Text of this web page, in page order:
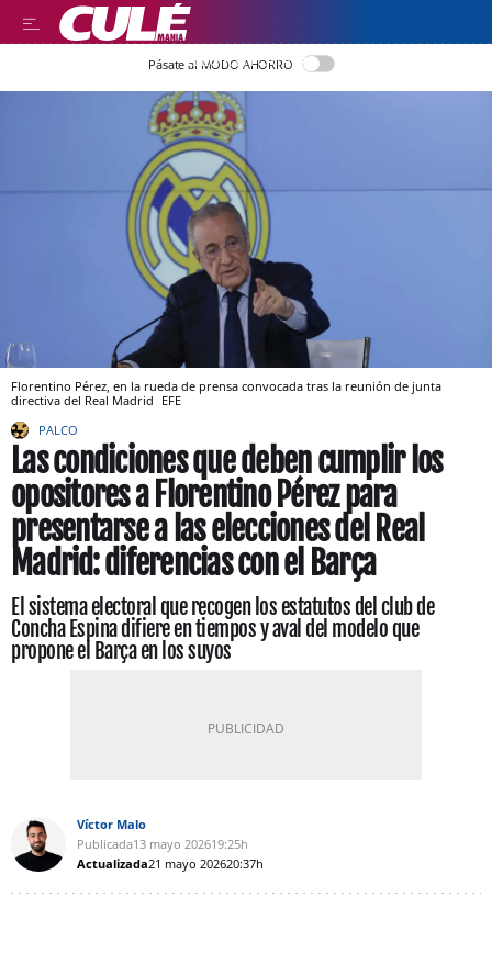
LLEGIR EN CATALÀ
Pásate al MODO AHORRO
Florentino Pérez, en la rueda de prensa convocada tras la reunión de junta
directiva del Real Madrid EFE
PALCO
Las condiciones que deben cumplir los
opositores a Florentino Pérez para
presentarse a las elecciones del Real
Madrid: diferencias con el Barça
El sistema electoral que recogen los estatutos del club de
Concha Espina difiere en tiempos y aval del modelo que
propone el Barça en los suyos
Víctor Malo
Publicada13 mayo 202619:25h
Actualizada21 mayo 202620:37h